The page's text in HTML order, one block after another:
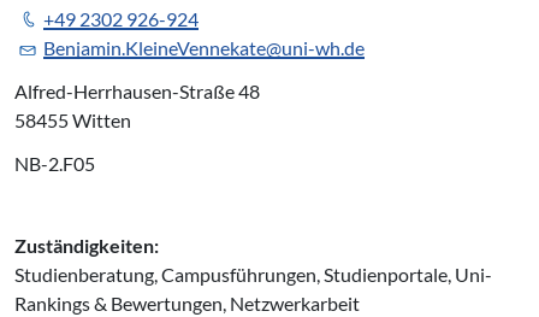
+49 2302 926-924
Benjamin.KleineVennekate@uni-wh.de
Alfred-Herrhausen-Straße 48
58455 Witten
NB-2.F05
Zuständigkeiten:
Studienberatung, Campusführungen, Studienportale, Uni-
Rankings & Bewertungen, Netzwerkarbeit